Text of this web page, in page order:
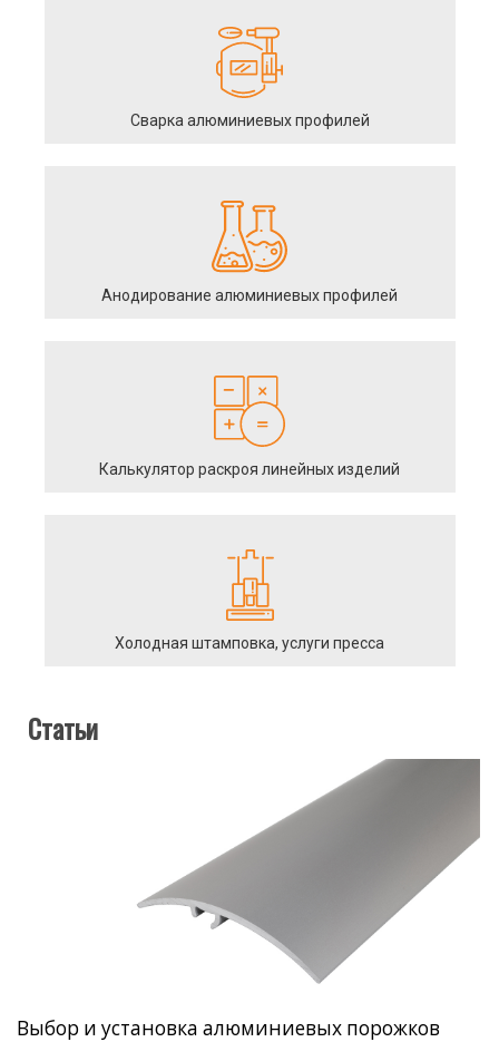
Сварка алюминиевых профилей
Анодирование алюминиевых профилей
Калькулятор раскроя линейных изделий
Холодная штамповка, услуги пресса
Статьи
Выбор и установка алюминиевых порожков